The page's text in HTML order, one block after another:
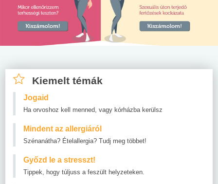
Kiemelt témák
Jogaid
Ha orvoshoz kell menned, vagy kórházba kerülsz
Mindent az allergiáról
Szénanátha? Ételallergia? Tudj meg többet!
Győzd le a stresszt!
Tippek, hogy túljuss a feszült helyzeteken.